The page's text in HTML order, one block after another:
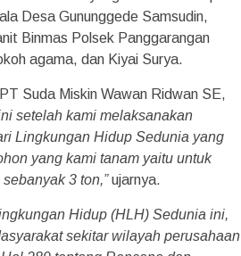
Desa Gununggede Samsudin,
Binmas Polsek Panggarangan
agama, dan Kiyai Surya.
Suda Miskin Wawan Ridwan SE,
setelah kami melaksanakan
Lingkungan Hidup Sedunia yang
yang kami tanam yaitu untuk
3 ton,”ujarnya.
Hidup (HLH) Sedunia ini,
sekitar wilayah perusahaan